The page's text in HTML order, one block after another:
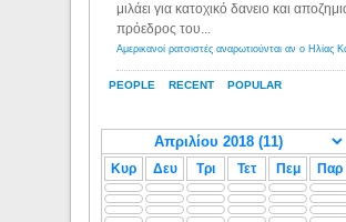
PEOPLE RECENT POPULAR
μιλάει για κατοχικό δανειο και
πρόεδρος του...
Κυρ Δευ Τρι Τετ Πεμ Παρ